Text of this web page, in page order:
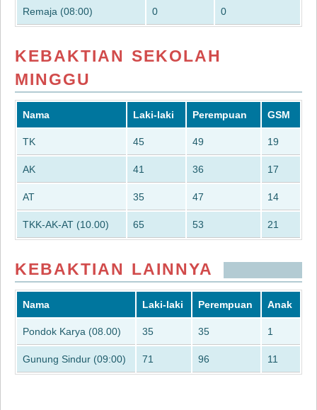
Remaja (08:00) 0 0
KEBAKTIAN SEKOLAH
MINGGU
Nama Laki-laki Perempuan GSM
TK 45 49 19
AK 41 36 17
AT 35 47 14
TKK-AK-AT (10.00) 65 53 21
KEBAKTIAN LAINNYA
Nama Laki-laki Perempuan Anak
Pondok Karya (08.00) 35 35 1
Gunung Sindur (09:00) 71 96 11